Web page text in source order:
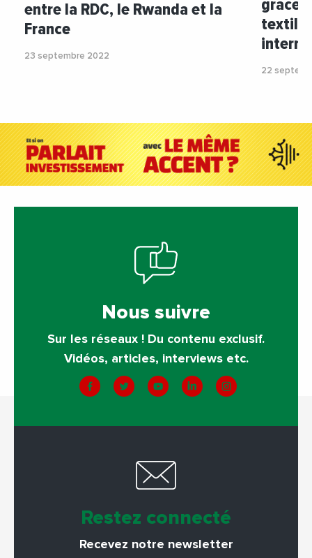
entre la RDC, le Rwanda et la
France
23 septembre 2022
grâce
22
Nous suivre
Sur les réseaux ! Du contenu exclusif.
Vidéos, articles, interviews etc.
Restez connecté
Recevez notre newsletter